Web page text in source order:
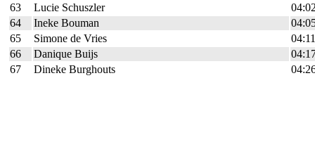
63
Lucie Schuszler
64
Ineke Bouman
65
Simone de Vries
66
Danique Buijs
67
Dineke Burghouts